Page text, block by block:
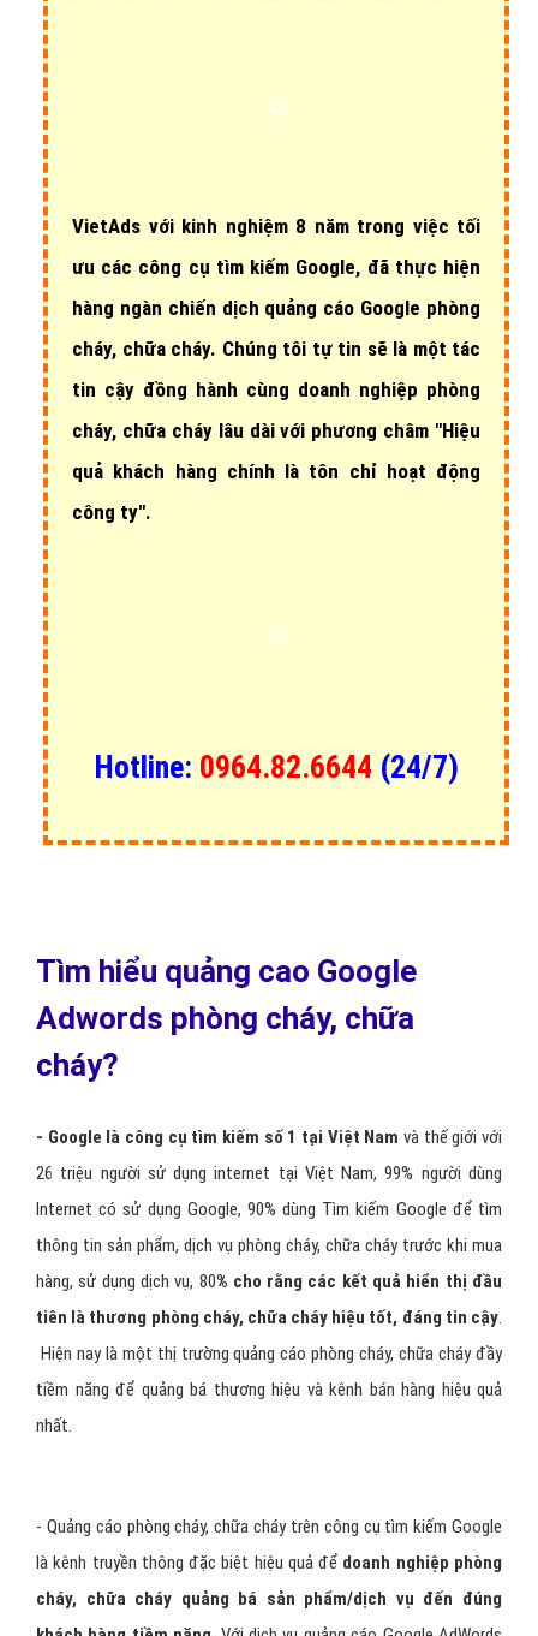
VietAds với kinh nghiệm 8 năm
trong việc tối
ưu các công cụ tìm kiếm Google, đã thực hiện
hàng ngàn chiến dịch quảng cáo Google phòng
cháy, chữa cháy. Chúng tôi tự tin sẽ là một tác
tin cậy đồng hành cùng doanh nghiệp phòng
cháy, chữa cháy lâu dài với phương châm "Hiệu
quả khách hàng chính là tôn chỉ hoạt động
Tìm hiểu quảng cao Google
Adwords phòng cháy, chữa
cháy?
- Google là công cụ tìm kiếm số 1 tại Việt Nam
26 triệu người sử dụng internet tại Việt Nam, 99% người dùng
Internet có sử dụng Google, 90% dùng Tìm kiếm Google để tìm
thông tin sản phẩm, dịch vụ phòng cháy, chữa cháy trước khi mua
hàng, sử dụng dịch vụ, 80
% cho rằng các kết quả hiển thị đầu